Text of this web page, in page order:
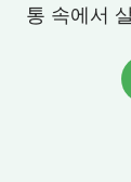
통 속에서